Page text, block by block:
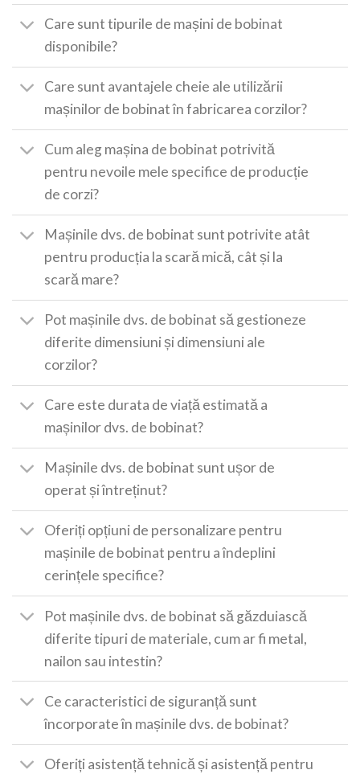
Care sunt tipurile de mașini de bobinat
disponibile?
Care sunt avantajele cheie ale utilizării
mașinilor de bobinat în fabricarea corzilor?
Cum aleg mașina de bobinat potrivită
pentru nevoile mele specifice de producție
de corzi?
Mașinile dvs. de bobinat sunt potrivite atât
pentru producția la scară mică, cât și la
scară mare?
Pot mașinile dvs. de bobinat să gestioneze
diferite dimensiuni și dimensiuni ale
corzilor?
Care este durata de viață estimată a
mașinilor dvs. de bobinat?
Mașinile dvs. de bobinat sunt ușor de
operat și întreținut?
Oferiți opțiuni de personalizare pentru
mașinile de bobinat pentru a îndeplini
cerințele specifice?
Pot mașinile dvs. de bobinat să găzduiască
diferite tipuri de materiale, cum ar fi metal,
nailon sau intestin?
Ce caracteristici de siguranță sunt
încorporate în mașinile dvs. de bobinat?
Oferiți asistență tehnică și asistență pentru